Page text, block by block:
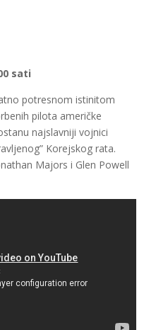
sati
potresnom istinitom
pilota američke
najslavniji vojnici
Korejskog rata.
Majors i Glen Powell